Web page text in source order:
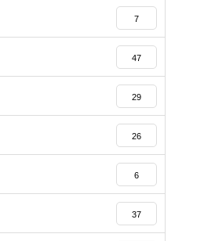
7
47
29
26
6
37